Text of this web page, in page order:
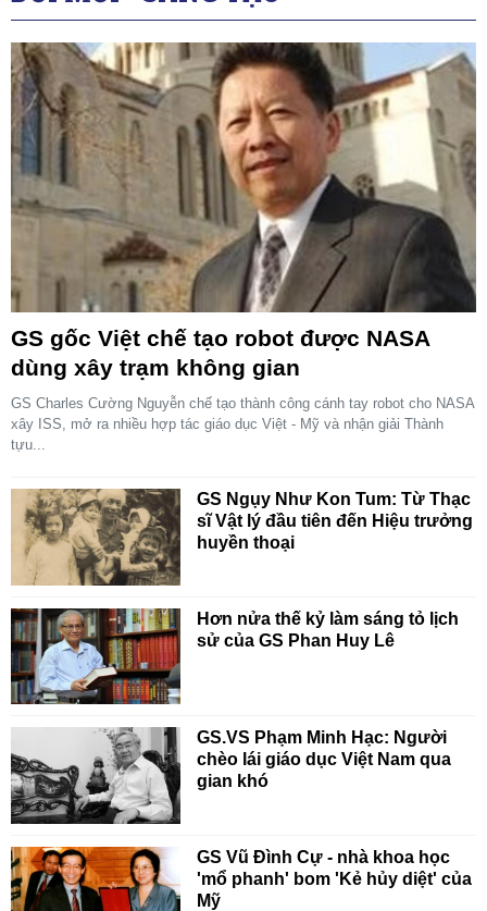
GS gốc Việt chế tạo robot được NASA
dùng xây trạm không gian
GS Charles Cường Nguyễn chế tạo thành công cánh tay robot cho NASA
xây ISS, mở ra nhiều hợp tác giáo dục Việt - Mỹ và nhận giải Thành
tựu...
GS Ngụy Như Kon Tum: Từ Thạc
sĩ Vật lý đầu tiên đến Hiệu trưởng
huyền thoại
Hơn nửa thế kỷ làm sáng tỏ lịch
sử của GS Phan Huy Lê
GS.VS Phạm Minh Hạc: Người
chèo lái giáo dục Việt Nam qua
gian khó
GS Vũ Đình Cự - nhà khoa học
'mổ phanh' bom 'Kẻ hủy diệt' của
Mỹ